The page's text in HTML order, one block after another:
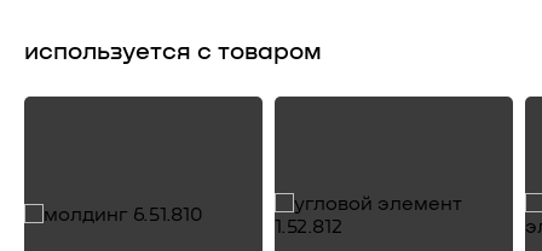
используется с товаром